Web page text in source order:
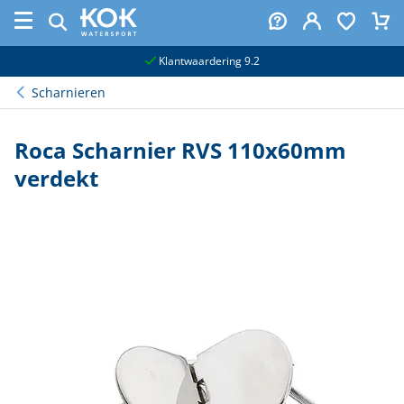
Klantwaardering 9.2
Scharnieren
Roca Scharnier RVS 110x60mm
verdekt